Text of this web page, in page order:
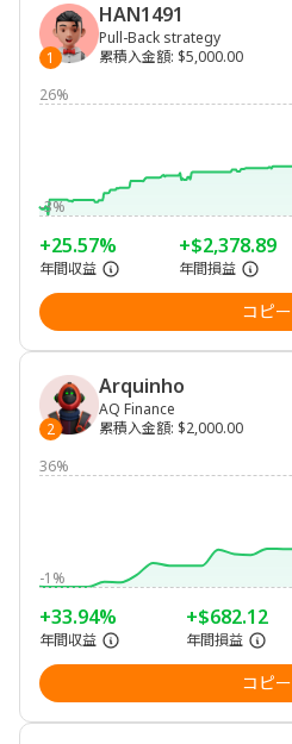
1
HAN1491
Pull-Back strategy
累積入金額: $5,000.00
26%
-3%
+25.57%
年間収益
+$2,378.89
年間損益
コピー
2
Arquinho
AQ Finance
累積入金額: $2,000.00
36%
-1%
+33.94%
年間収益
+$682.12
年間損益
コピー